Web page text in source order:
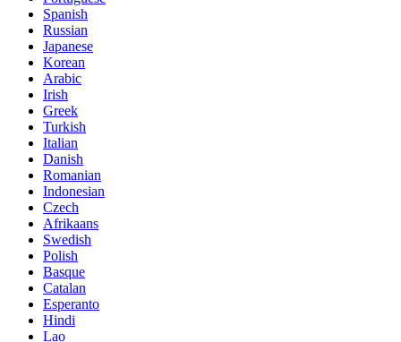
Spanish
Russian
Japanese
Korean
Arabic
Irish
Greek
Turkish
Italian
Danish
Romanian
Indonesian
Czech
Afrikaans
Swedish
Polish
Basque
Catalan
Esperanto
Hindi
Lao